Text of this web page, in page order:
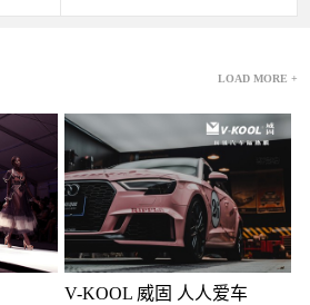
LOAD MORE +
V-KOOL 威固 人人爱车